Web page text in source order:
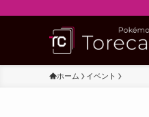
ホーム イベント